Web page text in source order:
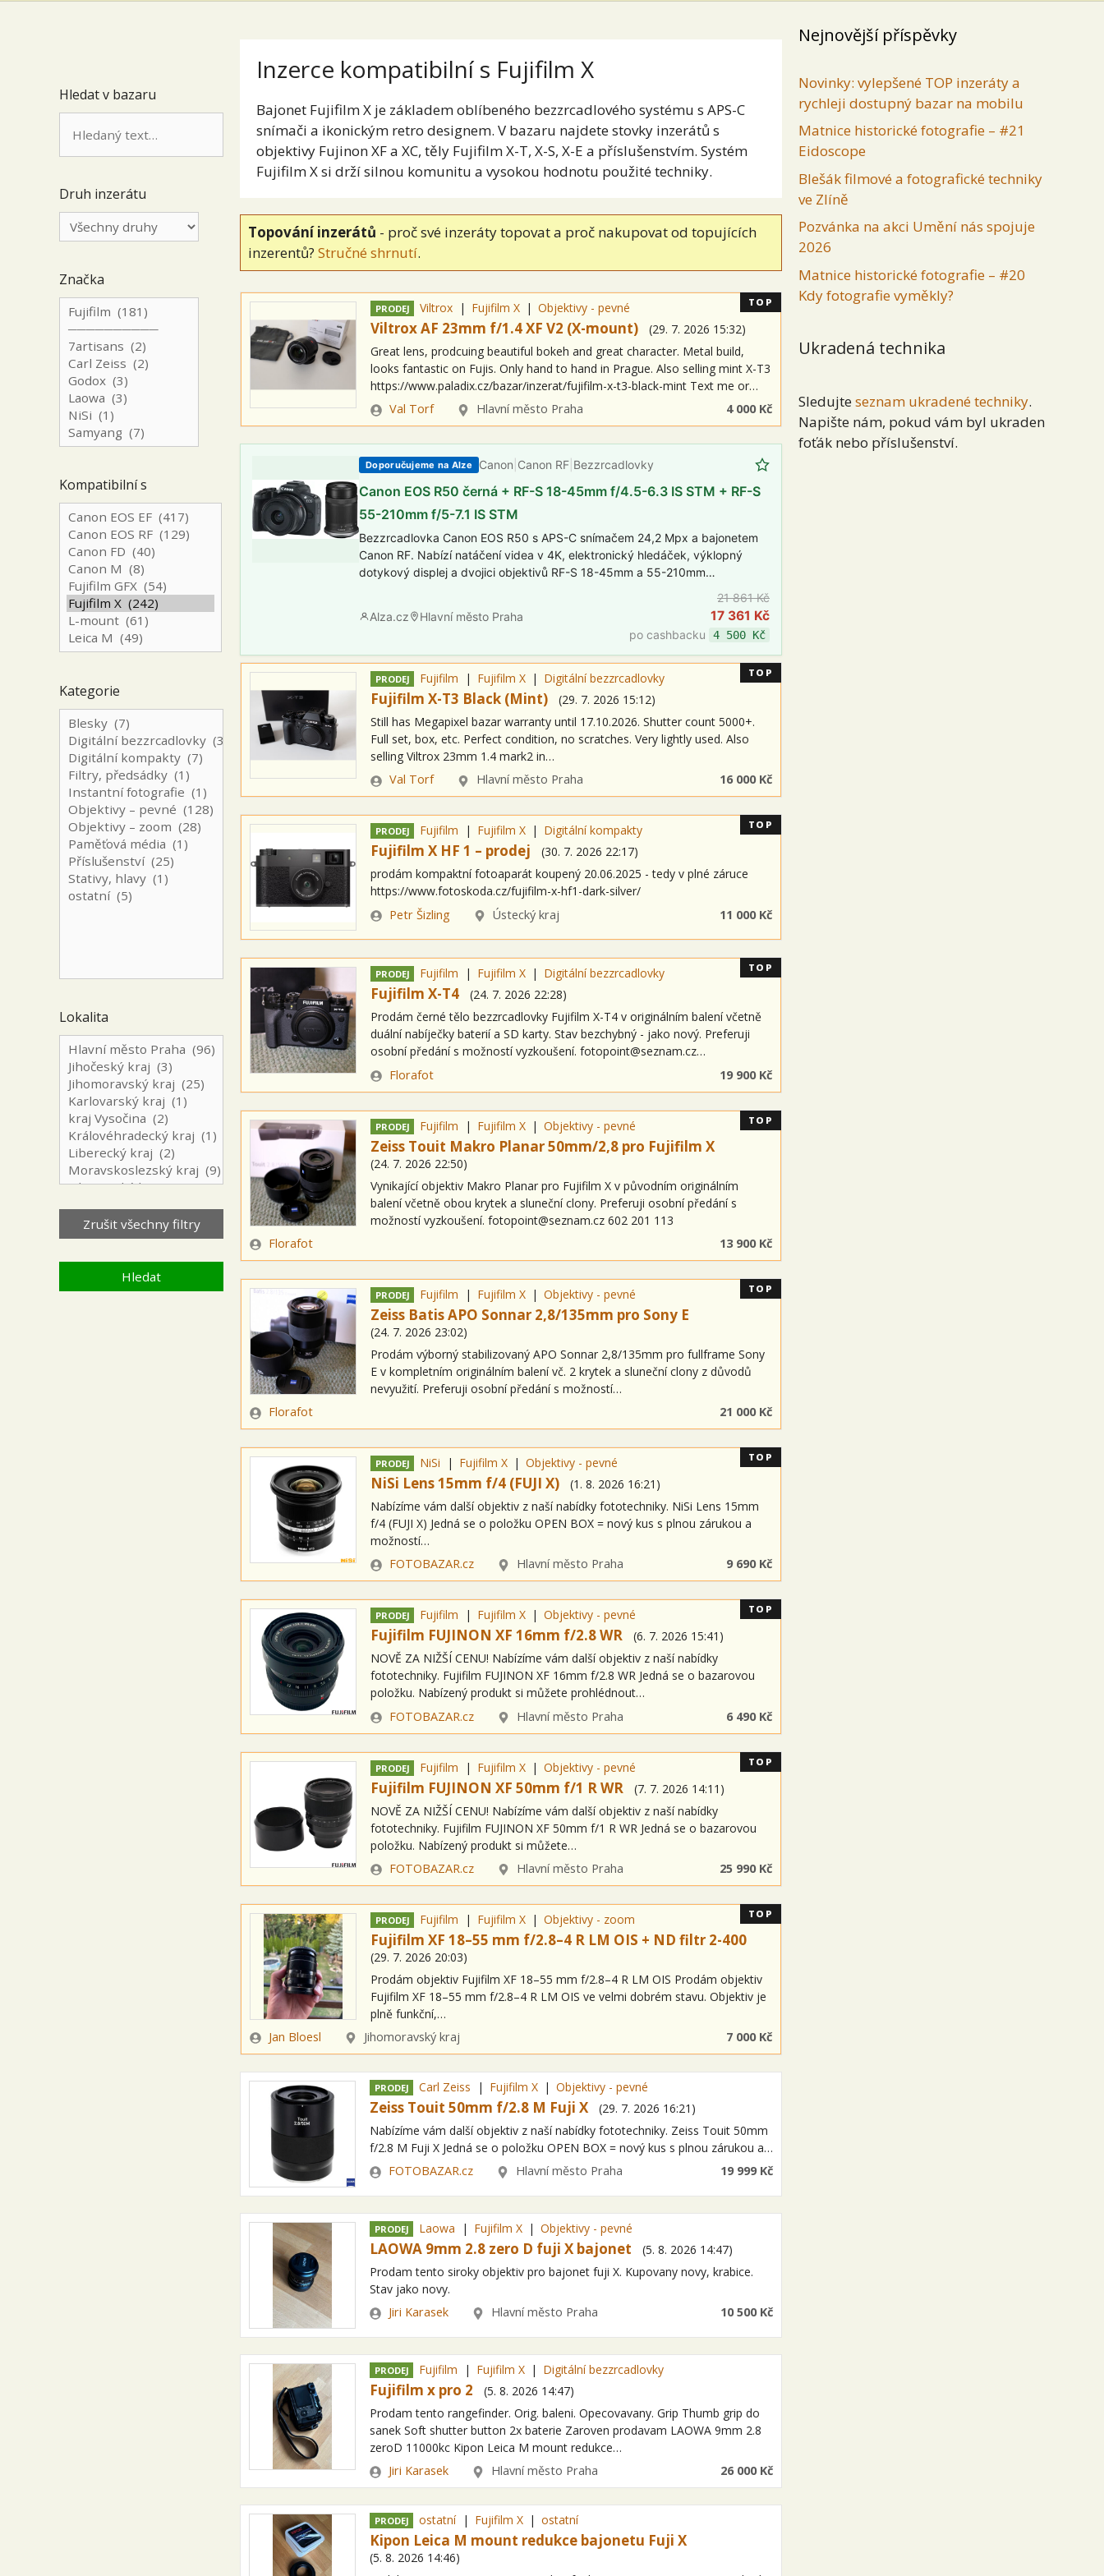
Inzerce kompatibilní s Fujifilm X
Bajonet Fujifilm X je základem oblíbeného bezzrcadlového systému s APS-C
snímači a ikonickým retro designem. V bazaru najdete stovky inzerátů s
objektivy Fujinon XF a XC, těly Fujifilm X-T, X-S, X-E a příslušenstvím. Systém
Fujifilm X si drží silnou komunitu a vysokou hodnotu použité techniky.
Topování inzerátů - proč své inzeráty topovat a proč nakupovat od topujících
inzerentů? Stručné shrnutí.
PRODEJ Viltrox Fujifilm X Objektivy - pevné
Viltrox AF 23mm f/1.4 XF V2 (X-mount) (29. 7. 2026 15:32)
Great lens, prodcuing beautiful bokeh and great character. Metal build,
looks fantastic on Fujis. Only hand to hand in Prague. Also selling mint X-T3
https://www.paladix.cz/bazar/inzerat/fujifilm-x-t3-black-mint Text me or…
Zadavatel
Val Torf LokalitaHlavní město Praha 4 000 Kč
TOP
Doporučujeme na Alze Canon Canon RF Bezzrcadlovky
Canon EOS R50 černá + RF-S 18-45mm f/4.5-6.3 IS STM + RF-S
55-210mm f/5-7.1 IS STM
Bezzrcadlovka Canon EOS R50 s APS-C snímačem 24,2 Mpx a bajonetem
Canon RF. Nabízí natáčení videa v 4K, elektronický hledáček, výklopný
dotykový displej a dvojici objektivů RF-S 18-45mm a 55-210mm…
Alza.cz Hlavní město Praha
21 861 Kč
17 361 Kč
po cashbacku 4 500 Kč
PRODEJ Fujifilm Fujifilm X Digitální bezzrcadlovky
Fujifilm X-T3 Black (Mint) (29. 7. 2026 15:12)
Still has Megapixel bazar warranty until 17.10.2026. Shutter count 5000+.
Full set, box, etc. Perfect condition, no scratches. Very lightly used. Also
selling Viltrox 23mm 1.4 mark2 in…
Zadavatel
Val Torf LokalitaHlavní město Praha 16 000 Kč
TOP
PRODEJ Fujifilm Fujifilm X Digitální kompakty
Fujifilm X HF 1 – prodej (30. 7. 2026 22:17)
prodám kompaktní fotoaparát koupený 20.06.2025 - tedy v plné záruce
https://www.fotoskoda.cz/fujifilm-x-hf1-dark-silver/
Zadavatel
Petr Šizling Lokalita
Ústecký kraj 11 000 Kč
TOP
PRODEJ Fujifilm Fujifilm X Digitální bezzrcadlovky
Fujifilm X-T4 (24. 7. 2026 22:28)
Prodám černé tělo bezzrcadlovky Fujifilm X-T4 v originálním balení včetně
duální nabíječky baterií a SD karty. Stav bezchybný - jako nový. Preferuji
osobní předání s možností vyzkoušení. fotopoint@seznam.cz…
Zadavatel
Florafot 19 900 Kč
TOP
PRODEJ Fujifilm Fujifilm X Objektivy - pevné
Zeiss Touit Makro Planar 50mm/2,8 pro Fujifilm X
(24. 7. 2026 22:50)
Vynikající objektiv Makro Planar pro Fujifilm X v původním originálním
balení včetně obou krytek a sluneční clony. Preferuji osobní předání s
možností vyzkoušení. fotopoint@seznam.cz 602 201 113
Zadavatel
Florafot 13 900 Kč
TOP
PRODEJ Fujifilm Fujifilm X Objektivy - pevné
Zeiss Batis APO Sonnar 2,8/135mm pro Sony E
(24. 7. 2026 23:02)
Prodám výborný stabilizovaný APO Sonnar 2,8/135mm pro fullframe Sony
E v kompletním originálním balení vč. 2 krytek a sluneční clony z důvodů
nevyužití. Preferuji osobní předání s možností…
Zadavatel
Florafot 21 000 Kč
TOP
PRODEJ NiSi Fujifilm X Objektivy - pevné
NiSi Lens 15mm f/4 (FUJI X) (1. 8. 2026 16:21 )
Nabízíme vám další objektiv z naší nabídky fototechniky. NiSi Lens 15mm
f/4 (FUJI X) Jedná se o položku OPEN BOX = nový kus s plnou zárukou a
možností…
Zadavatel
FOTOBAZAR.cz LokalitaHlavní město Praha 9 690 Kč
TOP
PRODEJ Fujifilm Fujifilm X Objektivy - pevné
Fujifilm FUJINON XF 16mm f/2.8 WR (6. 7. 2026 15:41 )
NOVĚ ZA NIŽŠÍ CENU! Nabízíme vám další objektiv z naší nabídky
fototechniky. Fujifilm FUJINON XF 16mm f/2.8 WR Jedná se o bazarovou
položku. Nabízený produkt si můžete prohlédnout…
Zadavatel
FOTOBAZAR.cz LokalitaHlavní město Praha 6 490 Kč
TOP
PRODEJ Fujifilm Fujifilm X Objektivy - pevné
Fujifilm FUJINON XF 50mm f/1 R WR (7. 7. 2026 14:11 )
NOVĚ ZA NIŽŠÍ CENU! Nabízíme vám další objektiv z naší nabídky
fototechniky. Fujifilm FUJINON XF 50mm f/1 R WR Jedná se o bazarovou
položku. Nabízený produkt si můžete…
Zadavatel
FOTOBAZAR.cz LokalitaHlavní město Praha 25 990 Kč
TOP
PRODEJ Fujifilm Fujifilm X Objektivy - zoom
Fujifilm XF 18–55 mm f/2.8–4 R LM OIS + ND filtr 2-400
(29. 7. 2026 20:03)
Prodám objektiv Fujifilm XF 18–55 mm f/2.8–4 R LM OIS Prodám objektiv
Fujifilm XF 18–55 mm f/2.8–4 R LM OIS ve velmi dobrém stavu. Objektiv je
plně funkční,…
Zadavatel
Jan Bloesl LokalitaJihomoravský kraj 7 000 Kč
TOP
PRODEJ Carl Zeiss Fujifilm X Objektivy - pevné
Zeiss Touit 50mm f/2.8 M Fuji X (29. 7. 2026 16:21 )
Nabízíme vám další objektiv z naší nabídky fototechniky. Zeiss Touit 50mm
f/2.8 M Fuji X Jedná se o položku OPEN BOX = nový kus s plnou zárukou a…
Zadavatel
FOTOBAZAR.cz LokalitaHlavní město Praha 19 999 Kč
PRODEJ Laowa Fujifilm X Objektivy - pevné
LAOWA 9mm 2.8 zero D fuji X bajonet (5. 8. 2026 14:47)
Prodam tento siroky objektiv pro bajonet fuji X. Kupovany novy, krabice.
Stav jako novy.
Zadavatel
Jiri Karasek LokalitaHlavní město Praha 10 500 Kč
PRODEJ Fujifilm Fujifilm X Digitální bezzrcadlovky
Fujifilm x pro 2 (5. 8. 2026 14:47)
Prodam tento rangefinder. Orig. baleni. Opecovavany. Grip Thumb grip do
sanek Soft shutter button 2x baterie Zaroven prodavam LAOWA 9mm 2.8
zeroD 11000kc Kipon Leica M mount redukce…
Zadavatel
Jiri Karasek LokalitaHlavní město Praha 26 000 Kč
PRODEJ ostatní Fujifilm X ostatní
Kipon Leica M mount redukce bajonetu Fuji X
(5. 8. 2026 14:46)
Hledat v bazaru
Druh inzerátu
Značka
Kompatibilní s
Kategorie
Lokalita
Nejnovější příspěvky
Novinky: vylepšené TOP inzeráty a
rychleji dostupný bazar na mobilu
Matnice historické fotografie – #21
Eidoscope
Blešák filmové a fotografické techniky
ve Zlíně
Pozvánka na akci Umění nás spojuje
2026
Matnice historické fotografie – #20
Kdy fotografie vyměkly?
Ukradená technika
Sledujte seznam ukradené techniky.
Napište nám, pokud vám byl ukraden
foťák nebo příslušenství.